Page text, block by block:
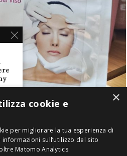
×
cookie e
per migliorare la tua esperienza di
sull’utilizzo del sito
Matomo Analytics.